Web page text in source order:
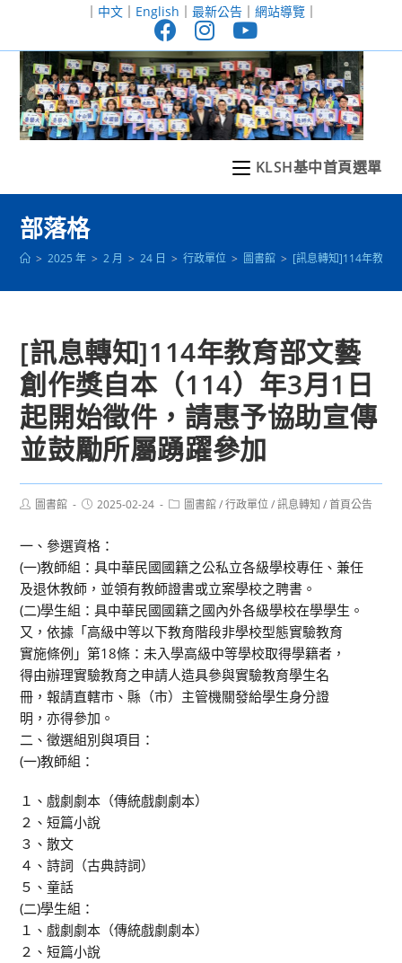
至
｜ 中文｜ English ｜ 最新公告｜ 網站導覽｜
KLSH基中首頁選單
部落格
> 2025 年 > 2 月 > 24 日 > 行政單位 > 圖書館 > [訊息轉知]114年教育
[訊息轉知]114年教育部文藝
創作獎自本（114）年3月1日
起開始徵件，請惠予協助宣傳
並鼓勵所屬踴躍參加
Post圖書館
Post2025-02-24
Post圖書館 / 行政單位 / 訊息轉知 / 首頁公告
一、參選資格：
(一)教師組：具中華民國國籍之公私立各級學校專任、兼任
及退休教師，並領有教師證書或立案學校之聘書。
(二)學生組：具中華民國國籍之國內外各級學校在學學生。
又，依據「高級中等以下教育階段非學校型態實驗教育
實施條例」第18條：未入學高級中等學校取得學籍者，
得由辦理實驗教育之申請人造具參與實驗教育學生名
冊，報請直轄市、縣（市）主管機關發給學生身分證
明，亦得參加。
二、徵選組別與項目：
(一)教師組：
１、戲劇劇本（傳統戲劇劇本）
２、短篇小說
３、散文
４、詩詞（古典詩詞）
５、童話
(二)學生組：
１、戲劇劇本（傳統戲劇劇本）
２、短篇小說